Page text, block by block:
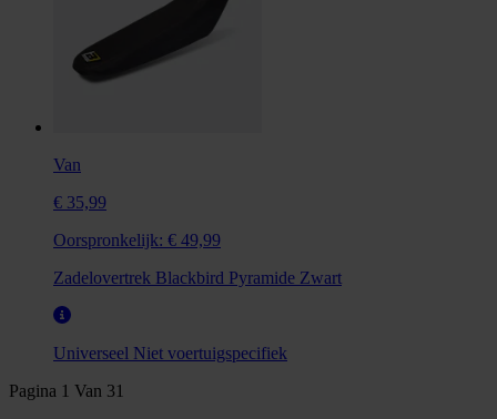
Van
€ 35,99
Oorspronkelijk: € 49,99
Zadelovertrek Blackbird Pyramide Zwart
Universeel Niet voertuigspecifiek
Pagina 1 Van 31